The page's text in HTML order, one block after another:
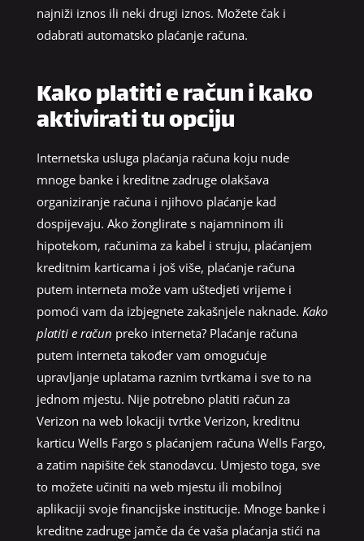
najniži iznos ili neki drugi iznos. Možete čak i
odabrati automatsko plaćanje računa.
Kako platiti e račun i kako
aktivirati tu opciju
Internetska usluga plaćanja računa koju nude
mnoge banke i kreditne zadruge olakšava
organiziranje računa i njihovo plaćanje kad
dospijevaju. Ako žonglirate s najamninom ili
hipotekom, računima za kabel i struju, plaćanjem
kreditnim karticama i još više, plaćanje računa
putem interneta može vam uštedjeti vrijeme i
pomoći vam da izbjegnete zakašnjele naknade. Kako
platiti e račun preko interneta? Plaćanje računa
putem interneta također vam omogućuje
upravljanje uplatama raznim tvrtkama i sve to na
jednom mjestu. Nije potrebno platiti račun za
Verizon na web lokaciji tvrtke Verizon, kreditnu
karticu Wells Fargo s plaćanjem računa Wells Fargo,
a zatim napišite ček stanodavcu. Umjesto toga, sve
to možete učiniti na web mjestu ili mobilnoj
aplikaciji svoje financijske institucije. Mnoge banke i
kreditne zadruge jamče da će vaša plaćanja stići na